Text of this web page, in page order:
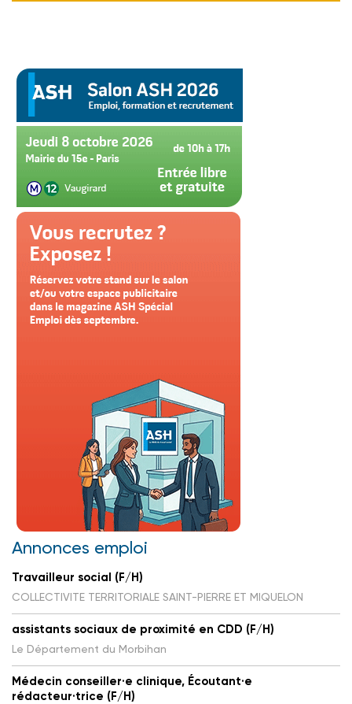
Annonces emploi
Travailleur social (F/H)
COLLECTIVITE TERRITORIALE SAINT-PIERRE ET MIQUELON
assistants sociaux de proximité en CDD (F/H)
Le Département du Morbihan
Médecin conseiller·e clinique, Écoutant·e
rédacteur·trice (F/H)